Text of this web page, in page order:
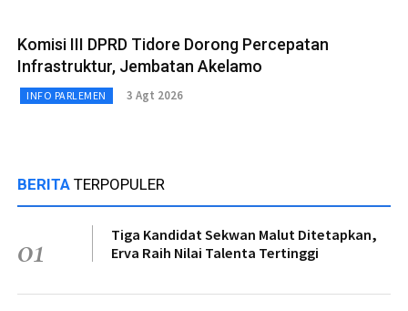
Komisi III DPRD Tidore Dorong Percepatan
Infrastruktur, Jembatan Akelamo
INFO PARLEMEN 3 Agt 2026
BERITA TERPOPULER
01
Tiga Kandidat Sekwan Malut Ditetapkan,
Erva Raih Nilai Talenta Tertinggi